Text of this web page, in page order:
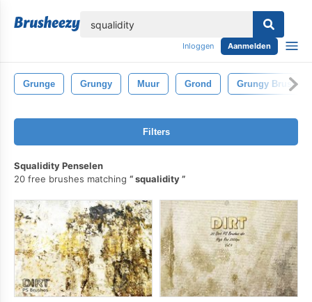
Inloggen Aanmelden
Grunge Grungy Muur Grond Grungy Brush
Filters
Squalidity Penselen
20 free brushes matching
squalidity